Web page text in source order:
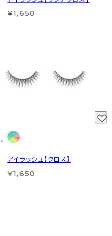
¥1,650
アイラッシュ【クロス】
¥1,650